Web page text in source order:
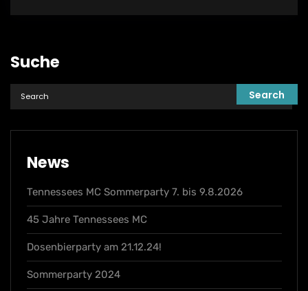
Suche
News
Tennessees MC Sommerparty 7. bis 9.8.2026
45 Jahre Tennessees MC
Dosenbierparty am 21.12.24!
Sommerparty 2024